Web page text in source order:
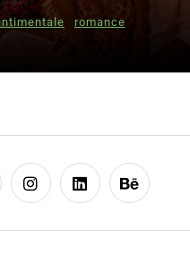
romance